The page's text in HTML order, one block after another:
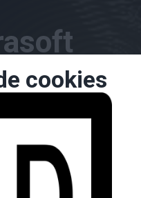
cookies